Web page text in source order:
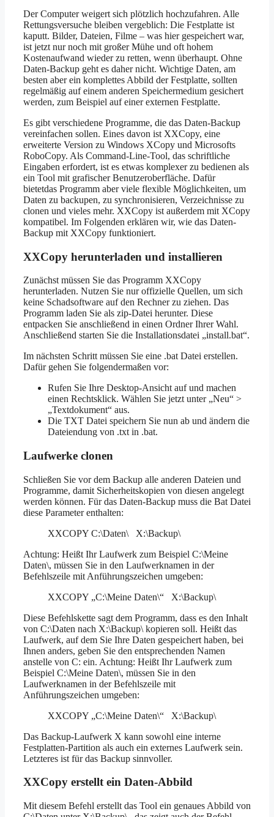
Der Computer weigert sich plötzlich hochzufahren. Alle
Rettungsversuche bleiben vergeblich: Die Festplatte ist
kaputt. Bilder, Dateien, Filme – was hier gespeichert war,
ist jetzt nur noch mit großer Mühe und oft hohem
Kostenaufwand wieder zu retten, wenn überhaupt. Ohne
Daten-Backup geht es daher nicht. Wichtige Daten, am
besten aber ein komplettes Abbild der Festplatte, sollten
regelmäßig auf einem anderen Speichermedium gesichert
werden, zum Beispiel auf einer externen Festplatte.
Es gibt verschiedene Programme, die das Daten-Backup
vereinfachen sollen. Eines davon ist XXCopy, eine
erweiterte Version zu Windows XCopy und Microsofts
RoboCopy. Als Command-Line-Tool, das schriftliche
Eingaben erfordert, ist es etwas komplexer zu bedienen als
ein Tool mit grafischer Benutzeroberfläche. Dafür
bietetdas Programm aber viele flexible Möglichkeiten, um
Daten zu backupen, zu synchronisieren, Verzeichnisse zu
clonen und vieles mehr. XXCopy ist außerdem mit XCopy
kompatibel. Im Folgenden erklären wir, wie das Daten-
Backup mit XXCopy funktioniert.
XXCopy herunterladen und installieren
Zunächst müssen Sie das Programm XXCopy
herunterladen. Nutzen Sie nur offizielle Quellen, um sich
keine Schadsoftware auf den Rechner zu ziehen. Das
Programm laden Sie als zip-Datei herunter. Diese
entpacken Sie anschließend in einen Ordner Ihrer Wahl.
Anschließend starten Sie die Installationsdatei „install.bat“.
Im nächsten Schritt müssen Sie eine .bat Datei erstellen.
Dafür gehen Sie folgendermaßen vor:
Rufen Sie Ihre Desktop-Ansicht auf und machen
einen Rechtsklick. Wählen Sie jetzt unter „Neu“ >
„Textdokument“ aus.
Die TXT Datei speichern Sie nun ab und ändern die
Dateiendung von .txt in .bat.
Laufwerke clonen
Schließen Sie vor dem Backup alle anderen Dateien und
Programme, damit Sicherheitskopien von diesen angelegt
werden können. Für das Daten-Backup muss die Bat Datei
diese Parameter enthalten:
XXCOPY C:\Daten\ X:\Backup\
Achtung: Heißt Ihr Laufwerk zum Beispiel C:\Meine
Daten\, müssen Sie in den Laufwerknamen in der
Befehlszeile mit Anführungszeichen umgeben:
XXCOPY „C:\Meine Daten\“ X:\Backup\
Diese Befehlskette sagt dem Programm, dass es den Inhalt
von C:\Daten nach X:\Backup\ kopieren soll. Heißt das
Laufwerk, auf dem Sie Ihre Daten gespeichert haben, bei
Ihnen anders, geben Sie den entsprechenden Namen
anstelle von C: ein. Achtung: Heißt Ihr Laufwerk zum
Beispiel C:\Meine Daten\, müssen Sie in den
Laufwerknamen in der Befehlszeile mit
Anführungszeichen umgeben:
XXCOPY „C:\Meine Daten\“ X:\Backup\
Das Backup-Laufwerk X kann sowohl eine interne
Festplatten-Partition als auch ein externes Laufwerk sein.
Letzteres ist für das Backup sinnvoller.
XXCopy erstellt ein Daten-Abbild
Mit diesem Befehl erstellt das Tool ein genaues Abbild von